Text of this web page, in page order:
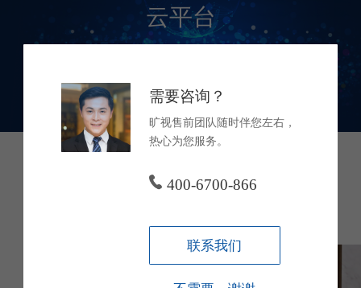
云平台
产品功能
需要咨询？
旷视售前团队随时伴您左右，
热心为您服务。
400-6700-866
联系我们